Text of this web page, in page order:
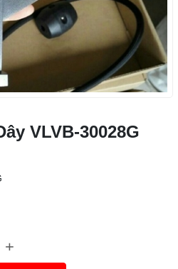
VLVB-30028G
+